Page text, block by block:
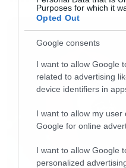
Purposes for which it
Opted Out
Google consents
I want to allow Google
related to advertising
device identifiers in
I want to allow my user
Google for online
I want to allow Google
personalized